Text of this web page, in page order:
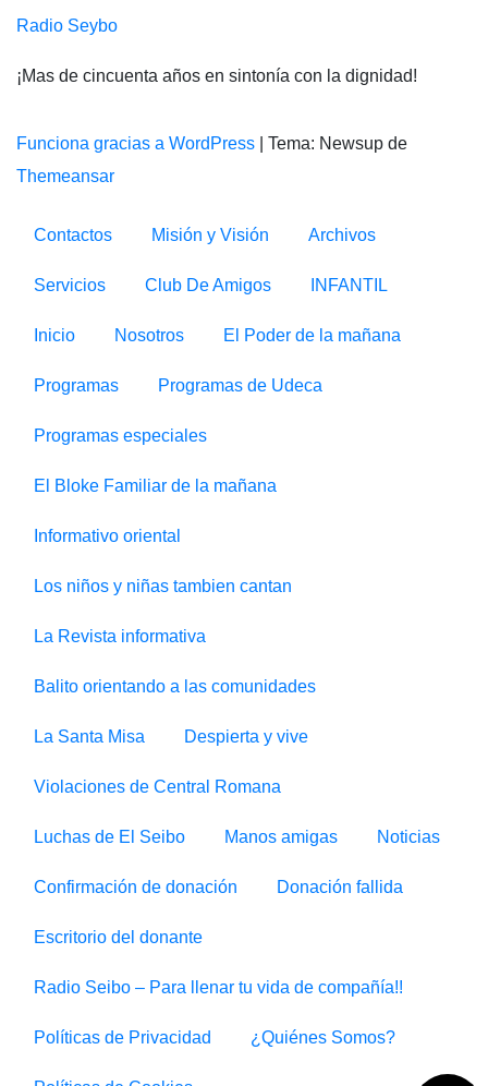
Radio Seybo
¡Mas de cincuenta años en sintonía con la dignidad!
Funciona gracias a WordPress
Tema: Newsup de
Themeansar
Contactos Misión y Visión Archivos
Servicios Club De Amigos INFANTIL
Inicio Nosotros El Poder de la mañana
Programas Programas de Udeca
Programas especiales
El Bloke Familiar de la mañana
Informativo oriental
Los niños y niñas tambien cantan
La Revista informativa
Balito orientando a las comunidades
La Santa Misa Despierta y vive
Violaciones de Central Romana
Luchas de El Seibo Manos amigas Noticias
Confirmación de donación Donación fallida
Escritorio del donante
Radio Seibo – Para llenar tu vida de compañía!!
Políticas de Privacidad ¿Quiénes Somos?